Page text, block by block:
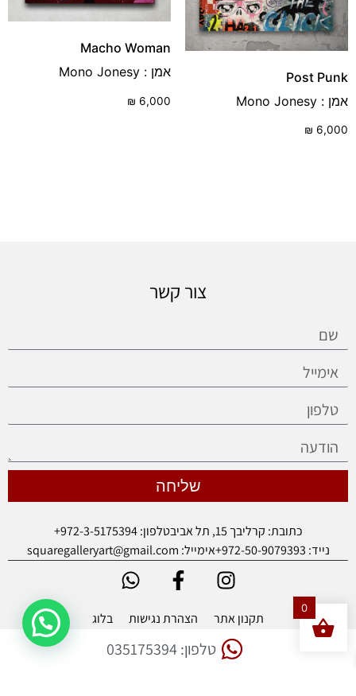
Post Punk
אמן : Mono Jonesy
₪ 6,000
Macho Woman
אמן : Mono Jonesy
₪ 6,000
צור קשר
שליחה
כתובת: קרליבך 15, תל אביב
טלפון: 972-3-5175394+
נייד: 972-50-9079393+
אימייל: squaregalleryart@gmail.com
תקנון אתר הצהרת נגישות
בלוג
© כל הזכויות שמורות 2026
טלפון: 035175394
0